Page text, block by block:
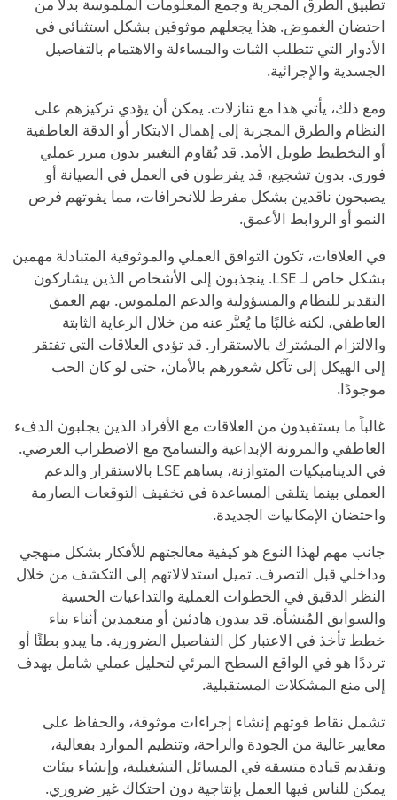
تطبيق الطرق المجربة وجمع المعلومات الملموسة بدلاً من
احتضان الغموض. هذا يجعلهم موثوقين بشكل استثنائي في
الأدوار التي تتطلب الثبات والمساءلة والاهتمام بالتفاصيل
الجسدية والإجرائية.
ومع ذلك، يأتي هذا مع تنازلات. يمكن أن يؤدي تركيزهم على
النظام والطرق المجربة إلى إهمال الابتكار أو الدقة العاطفية
أو التخطيط طويل الأمد. قد يُقاوم التغيير بدون مبرر عملي
فوري. بدون تشجيع، قد يفرطون في العمل في الصيانة أو
يصبحون ناقدين بشكل مفرط للانحرافات، مما يفوتهم فرص
النمو أو الروابط الأعمق.
في العلاقات، تكون التوافق العملي والموثوقية المتبادلة مهمين
بشكل خاص لـ LSE. ينجذبون إلى الأشخاص الذين يشاركون
التقدير للنظام والمسؤولية والدعم الملموس. يهم العمق
العاطفي، لكنه غالبًا ما يُعبَّر عنه من خلال الرعاية الثابتة
والالتزام المشترك بالاستقرار. قد تؤدي العلاقات التي تفتقر
إلى الهيكل إلى تآكل شعورهم بالأمان، حتى لو كان الحب
موجودًا.
غالباً ما يستفيدون من العلاقات مع الأفراد الذين يجلبون الدفء
العاطفي والمرونة الإبداعية والتسامح مع الاضطراب العرضي.
في الديناميكيات المتوازنة، يساهم LSE بالاستقرار والدعم
العملي بينما يتلقى المساعدة في تخفيف التوقعات الصارمة
واحتضان الإمكانيات الجديدة.
جانب مهم لهذا النوع هو كيفية معالجتهم للأفكار بشكل منهجي
وداخلي قبل التصرف. تميل استدلالاتهم إلى التكشف من خلال
النظر الدقيق في الخطوات العملية والتداعيات الحسية
والسوابق المُنشأة. قد يبدون هادئين أو متعمدين أثناء بناء
خطط تأخذ في الاعتبار كل التفاصيل الضرورية. ما يبدو بطئًا أو
ترددًا هو في الواقع السطح المرئي لتحليل عملي شامل يهدف
إلى منع المشكلات المستقبلية.
تشمل نقاط قوتهم إنشاء إجراءات موثوقة، والحفاظ على
معايير عالية من الجودة والراحة، وتنظيم الموارد بفعالية،
وتقديم قيادة متسقة في المسائل التشغيلية، وإنشاء بيئات
يمكن للناس فيها العمل بإنتاجية دون احتكاك غير ضروري.